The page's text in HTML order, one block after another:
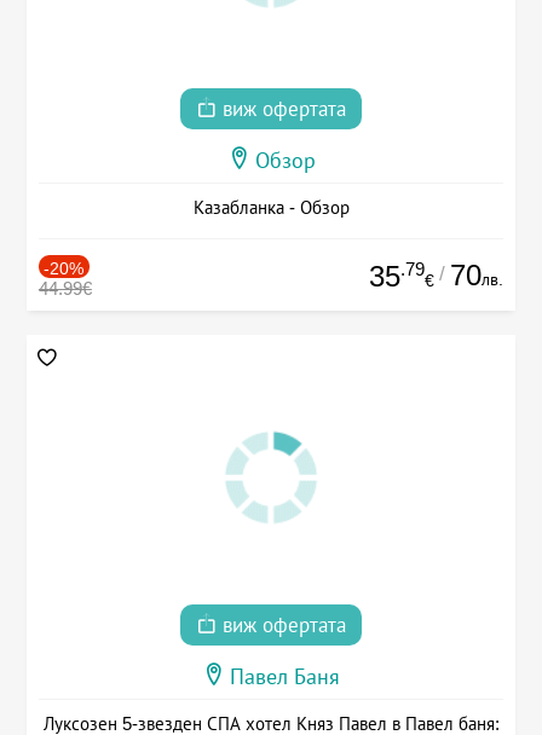
виж офертата
Обзор
Казабланка - Обзор
-20%
44.99€ 35.79
€ / 70лв.
виж офертата
Павел Баня
Луксозен 5-звезден СПА хотел Княз Павел в Павел баня: